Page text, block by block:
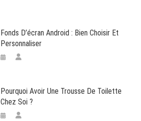
Fonds D’écran Android : Bien Choisir Et
Personnaliser
Pourquoi Avoir Une Trousse De Toilette
Chez Soi ?